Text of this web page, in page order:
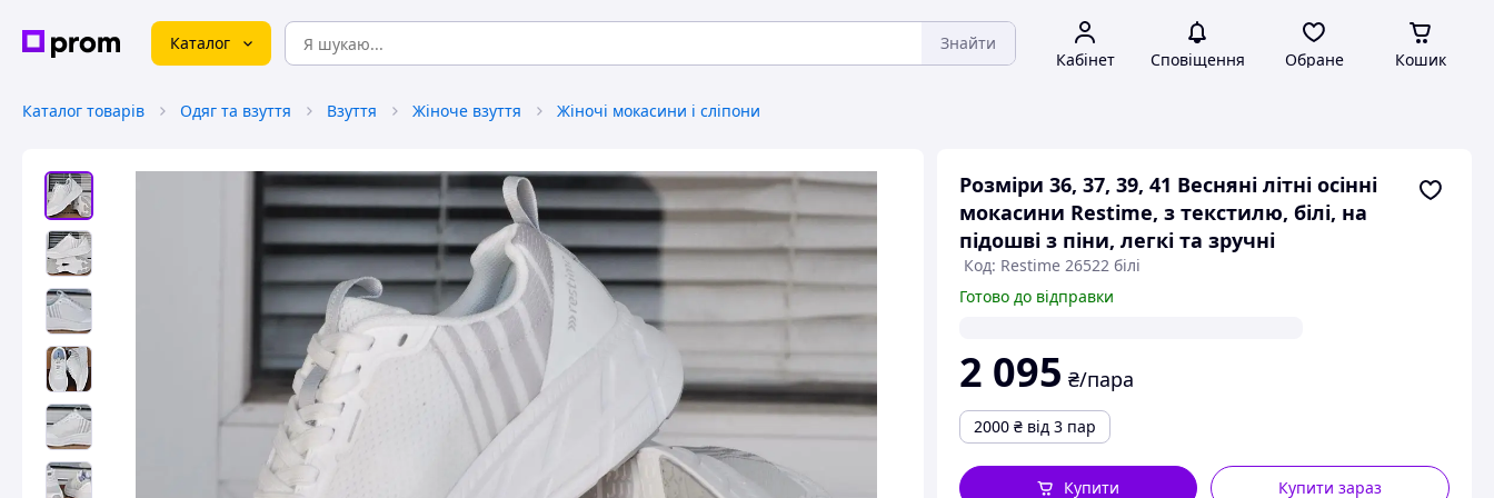
Каталог Знайти
Кабінет Сповіщення Обране Кошик
Каталог товарів Одяг та взуття Взуття Жіноче взуття Жіночі мокасини і сліпони
Розміри 36, 37, 39, 41 Весняні літні осінні
мокасини Restime, з текстилю, білі, на
підошві з піни, легкі та зручні
Код: Restime 26522 білі
Готово до відправки
2 095 ₴/пара
2000 ₴ від 3 пар
Купити зараз
Купити